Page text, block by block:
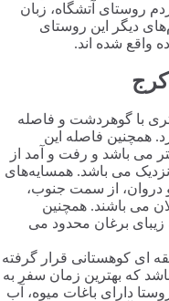
روستای آتشگاه، زبان
دیگر این روستای
واقع شده اند.
کرج، در فاصله 10 کیلومتری با گوهردشت و فاصله
همچنین فاصله این
با پایتخت، حدود 55 کیلومتر می باشد و رفت و آمد از
نزدیک می باشد. همسایه‌های
دروان، از سمت جنوب،
می باشند. همچنین
برغان محدود می
ای کوهستانی قرار گرفته
که بهترین زمان سفر به
دارای باغات میوه، آب